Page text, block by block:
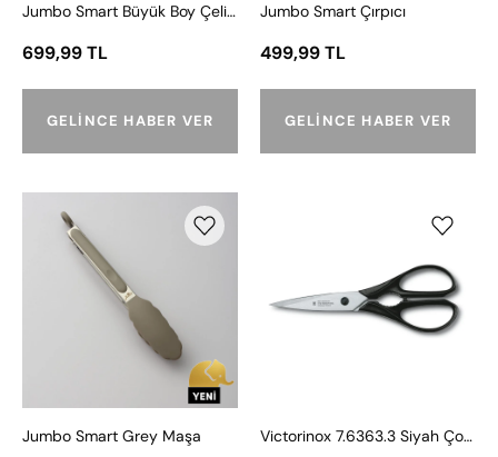
Jumbo Smart Büyük Boy Çelik Karıştırıcı
699,99 TL
GELINCE HABER VER
Jumbo Smart Çırpıcı
499,99 TL
GELINCE HABER VER
Maşa
Jumbo Smart Grey Maşa
MAKASI
SİYAH
Victorinox 7.6363.3 Siyah Çok Amaçlı Mutfak Makası